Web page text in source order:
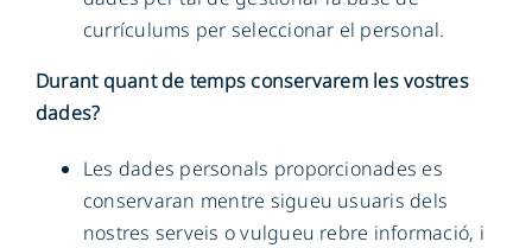
currículums per seleccionar el personal.
Durant quant de temps conservarem les vostres
dades?
Les dades personals proporcionades es
conservaran mentre sigueu usuaris dels
nostres serveis o vulgueu rebre informació, i